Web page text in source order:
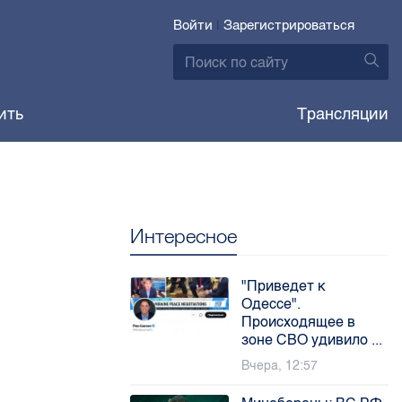
Войти | Зарегистрироваться
Трансляции
Интересное
"Приведет к
Одессе".
Происходящее в
зоне СВО удивило ...
Вчера, 12:57